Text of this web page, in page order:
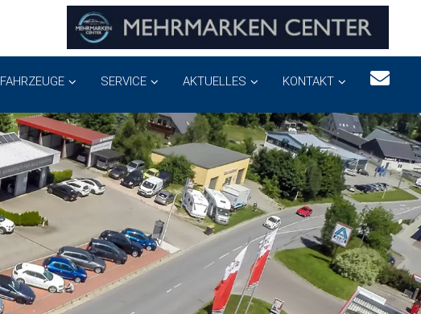
FAHRZEUGE SERVICE AKTUELLES KONTAKT